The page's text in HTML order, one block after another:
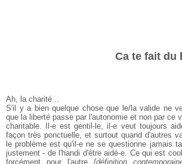
Ca te fait du
Ah, la charité...
S'il y a bien quelque chose que le/la valide ne
que la liberté passe par l'autonomie et non par ce
charitable. Il-e est gentil-le, il-e veut toujours
façon très ponctuelle, et surtout quand d'autres
le problème est qu'il-e ne se questionne jamais
justement - de l'handi d'être aidé-e. Ce qui est
forcément pour l'autre [définition